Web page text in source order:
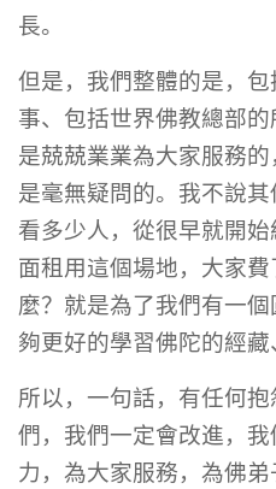
長。
但是，我們整體的是，
事、包括世界佛教總部
是兢兢業業為大家服務
是毫無疑問的。我不說
看多少人，從很早就開
面租用這個場地，大家
麼？就是為了我們有一
夠更好的學習佛陀的經藏
所以，一句話，有任何
們，我們一定會改進，
力，為大家服務，為佛弟